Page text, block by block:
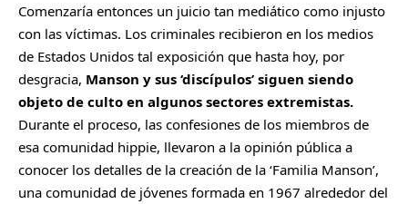
Comenzaría entonces un juicio tan mediático como injusto
con las víctimas. Los criminales recibieron en los medios
de Estados Unidos tal exposición que hasta hoy, por
desgracia, Manson y sus ‘discípulos’ siguen siendo
objeto de culto en algunos sectores extremistas.
Durante el proceso, las confesiones de los miembros de
esa comunidad hippie, llevaron a la opinión pública a
conocer los detalles de la creación de la ‘Familia Manson’,
una comunidad de jóvenes formada en 1967 alrededor del